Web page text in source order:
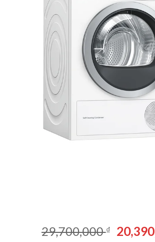
29,700,000₫
Giá